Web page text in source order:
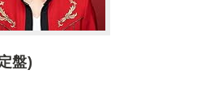
盤)